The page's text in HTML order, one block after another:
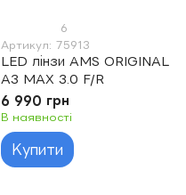
6
Артикул: 75913
LED лінзи AMS ORIGINAL
A3 MAX 3.0 F/R
6 990 грн
В наявності
Купити